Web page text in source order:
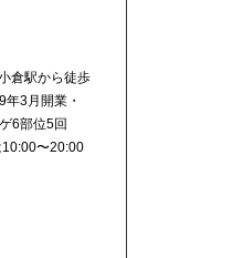
倉駅から徒歩
3月開業・
6部位5回
〜20:00